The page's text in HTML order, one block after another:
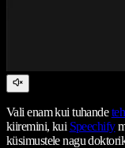
Vali enam kui tuhande
kiiremini, kui Speechify
küsimustele nagu